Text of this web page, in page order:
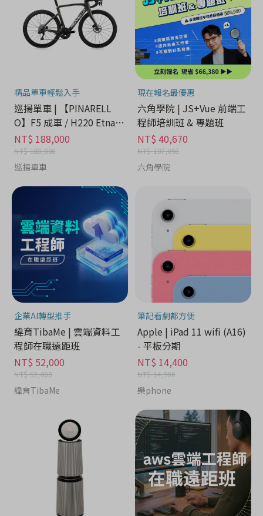
精品單車輕鬆入手
巡揚單車 | 【PINARELL
O】F5 成車 / H220 Etna B
lack Matt
NT$ 188,000
NT$ 188,000
巡揚單車
現在報名最優惠
六角學院 | JS+Vue 前端工
程師培訓班 & 專題班
NT$ 40,670
NT$ 107,050
六角學院
企業AI轉型推手
緯育TibaMe | 雲端資料工
程師在職遠距班
NT$ 52,000
NT$ 52,000
緯育TibaMe
筆記看劇都方便
Apple | iPad 11 wifi (A16)
- 平板分期
NT$ 14,400
NT$ 14,900
樂phone